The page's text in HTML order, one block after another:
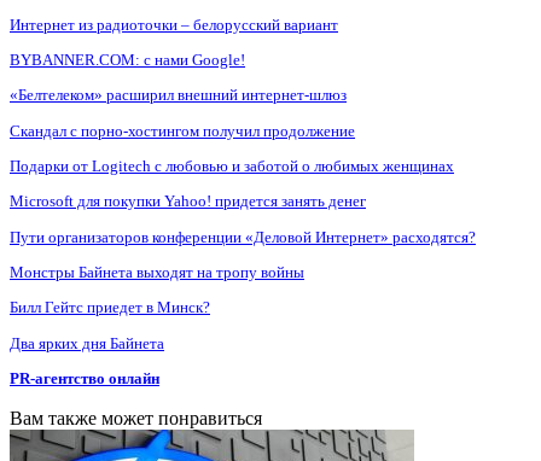
Интернет из радиоточки – белорусский вариант
BYBANNER.COM: c нами Google!
«Белтелеком» расширил внешний интернет-шлюз
Скандал с порно-хостингом получил продолжение
Подарки от Logitech с любовью и заботой о любимых женщинах
Microsoft для покупки Yahoo! придется занять денег
Пути организаторов конференции «Деловой Интернет» расходятся?
Монстры Байнета выходят на тропу войны
Билл Гейтс приедет в Минск?
Два ярких дня Байнета
PR-агентство онлайн
Вам также может понравиться